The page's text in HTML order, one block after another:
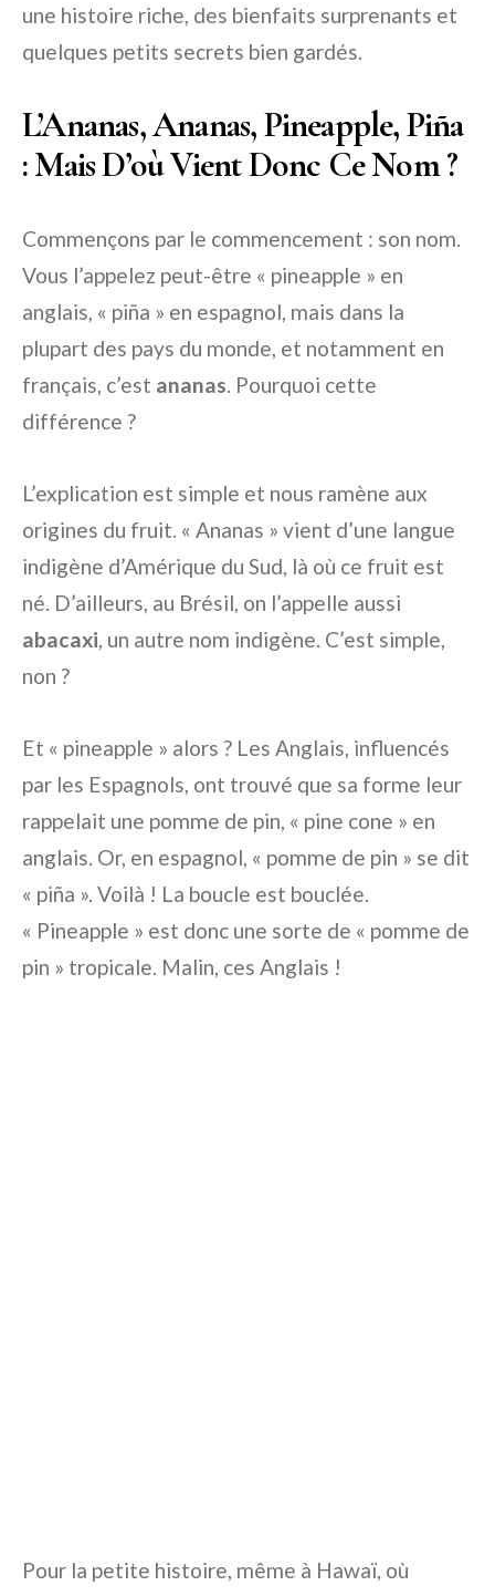
une histoire riche, des bienfaits surprenants et
quelques petits secrets bien gardés.
L’Ananas, Ananas, Pineapple, Piña
: Mais D’où Vient Donc Ce Nom ?
Commençons par le commencement : son nom.
Vous l’appelez peut-être « pineapple » en
anglais, « piña » en espagnol, mais dans la
plupart des pays du monde, et notamment en
français, c’est ananas. Pourquoi cette
différence ?
L’explication est simple et nous ramène aux
origines du fruit. « Ananas » vient d’une langue
indigène d’Amérique du Sud, là où ce fruit est
né. D’ailleurs, au Brésil, on l’appelle aussi
abacaxi, un autre nom indigène. C’est simple,
non ?
Et « pineapple » alors ? Les Anglais, influencés
par les Espagnols, ont trouvé que sa forme leur
rappelait une pomme de pin, « pine cone » en
anglais. Or, en espagnol, « pomme de pin » se dit
« piña ». Voilà ! La boucle est bouclée.
« Pineapple » est donc une sorte de « pomme de
pin » tropicale. Malin, ces Anglais !
Pour la petite histoire, même à Hawaï, où